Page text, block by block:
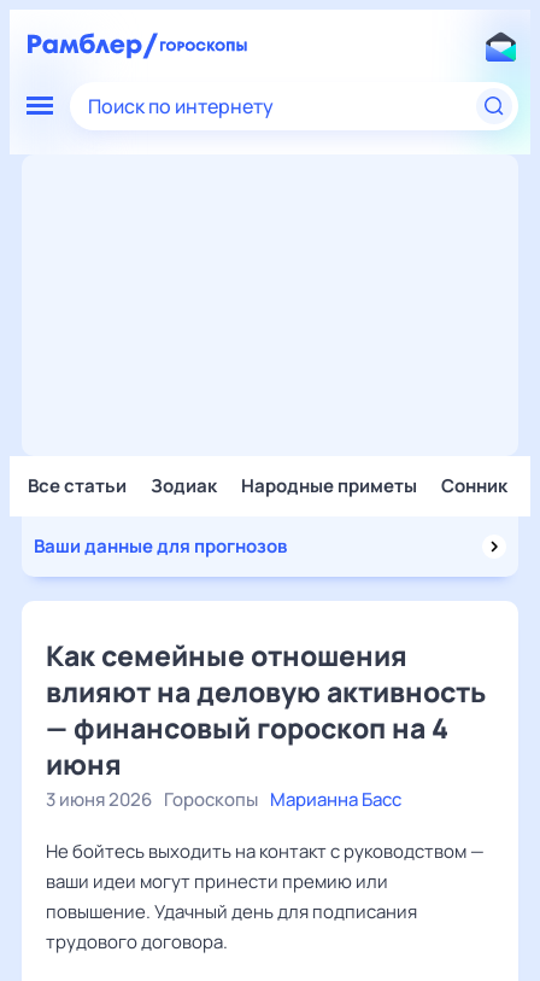
Поиск по интернету
Все статьи Зодиак Народные приметы Сонник
Ваши данные для прогнозов
Как семейные отношения
влияют на деловую активность
— финансовый гороскоп на 4
июня
3 июня 2026 Гороскопы Марианна Басс
Не бойтесь выходить на контакт с руководством —
ваши идеи могут принести премию или
повышение. Удачный день для подписания
трудового договора.